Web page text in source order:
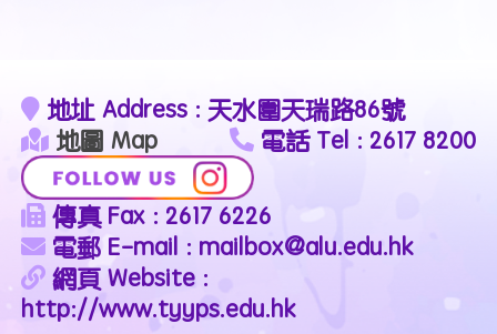
地址 Address : 天水圍天瑞路86號
地圖 Map
電話 Tel : 2617 8200
傳真 Fax : 2617 6226
電郵 E-mail : mailbox@alu.edu.hk
網頁 Website :
http://www.tyyps.edu.hk